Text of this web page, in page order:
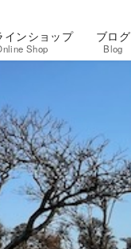
インショップ
Shop
ブログ
Blog